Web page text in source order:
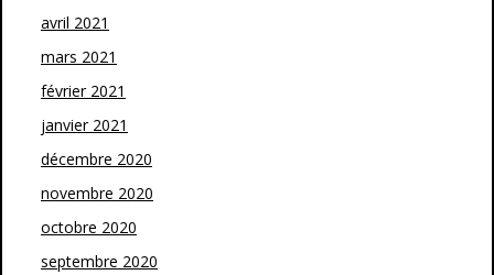
avril 2021
mars 2021
février 2021
janvier 2021
décembre 2020
novembre 2020
octobre 2020
septembre 2020